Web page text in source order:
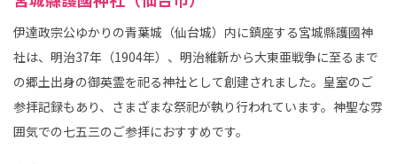
伊達政宗公ゆかりの青葉城（仙台城）内に鎮座する宮城縣護國神
社は、明治37年（1904年）、明治維新から大東亜戦争に至るまで
の郷土出身の御英霊を祀る神社として創建されました。皇室のご
参拝記録もあり、さまざまな祭祀が執り行われています。神聖な雰
囲気での七五三のご参拝におすすめです。